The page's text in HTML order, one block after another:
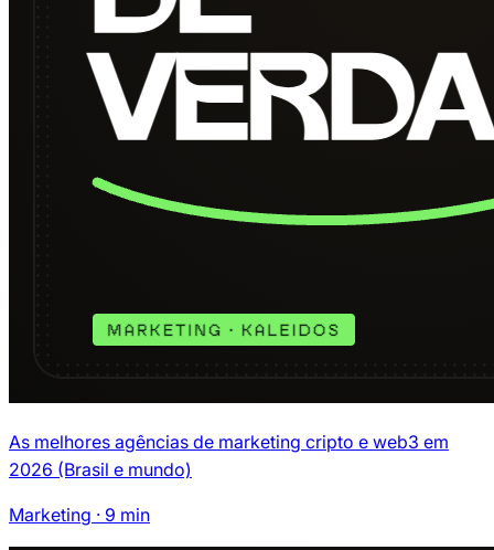
As melhores agências de marketing cripto e web3 em
2026 (Brasil e mundo)
Marketing · 9 min